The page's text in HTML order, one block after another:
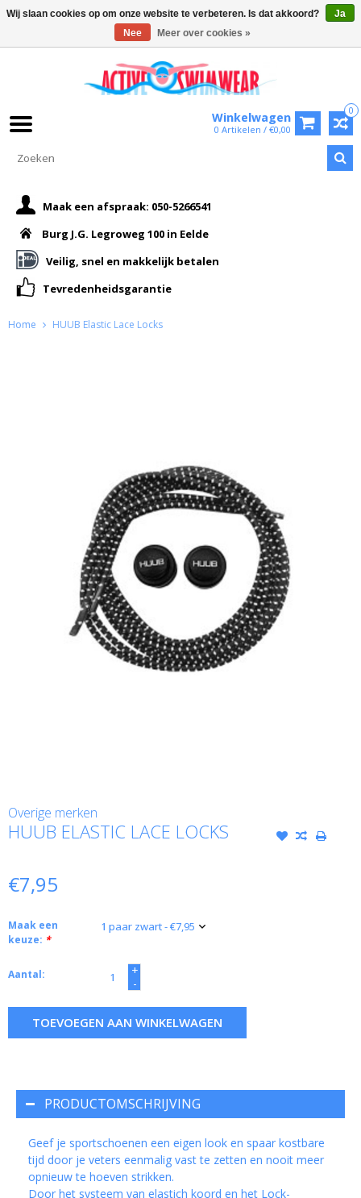
0
Winkelwagen
0 Artikelen / €0,00
Maak een afspraak: 050-5266541
Burg J.G. Legroweg 100 in Eelde
Veilig, snel en makkelijk betalen
Tevredenheidsgarantie
Home HUUB Elastic Lace Locks
Overige merken
HUUB ELASTIC LACE LOCKS
€7,95
Maak een
keuze: *
Aantal:
+
-
TOEVOEGEN AAN WINKELWAGEN
PRODUCTOMSCHRIJVING
Geef je sportschoenen een eigen look en spaar kostbare
tijd door je veters eenmalig vast te zetten en nooit meer
opnieuw te hoeven strikken.
Door het systeem van elastich koord en het Lock-
Wij slaan cookies op om onze website te verbeteren. Is dat akkoord?
Ja
Nee
Meer over cookies »